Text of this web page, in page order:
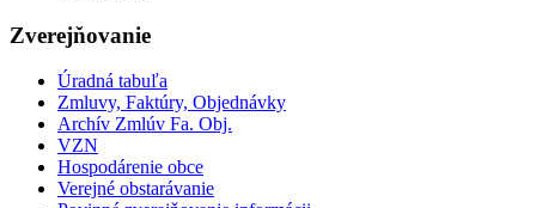
Zverejňovanie
Úradná tabuľa
Zmluvy, Faktúry, Objednávky
Archív Zmlúv Fa. Obj.
VZN
Hospodárenie obce
Verejné obstarávanie